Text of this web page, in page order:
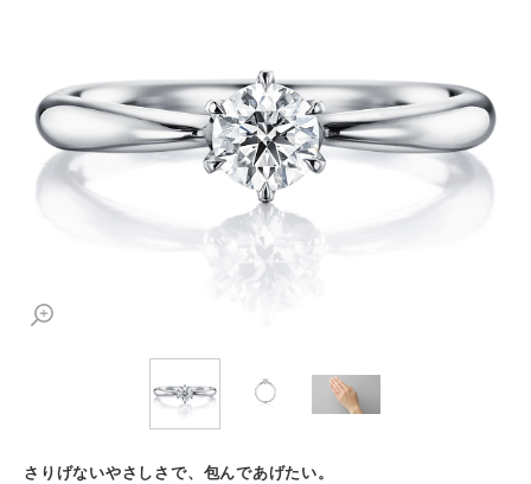
さりげないやさしさで、包んであげたい。